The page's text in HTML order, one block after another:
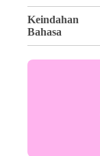
Keindahan
Bahasa